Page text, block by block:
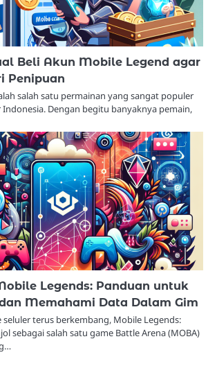
Beli Akun Mobile Legend agar
Penipuan
salah satu permainan yang sangat populer
Dengan begitu banyaknya pemain,
Legends: Panduan untuk
Memahami Data Dalam Gim
seluler terus berkembang, Mobile Legends:
sebagai salah satu game Battle Arena (MOBA)